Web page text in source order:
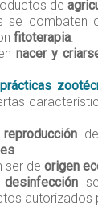
de
se combaten
fitoterapia.
nacer y
prácticas
reproducciónde
.
ser deorigen
se
autorizados